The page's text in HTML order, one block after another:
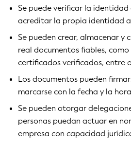
Se puede verificar la
acreditar la propia identidad
Se pueden crear, almacenar y
real documentos fiables, como
certificados verificados, entre
Los documentos pueden
marcarse con la fecha y la
Se pueden otorgar
personas puedan actuar en
empresa con capacidad